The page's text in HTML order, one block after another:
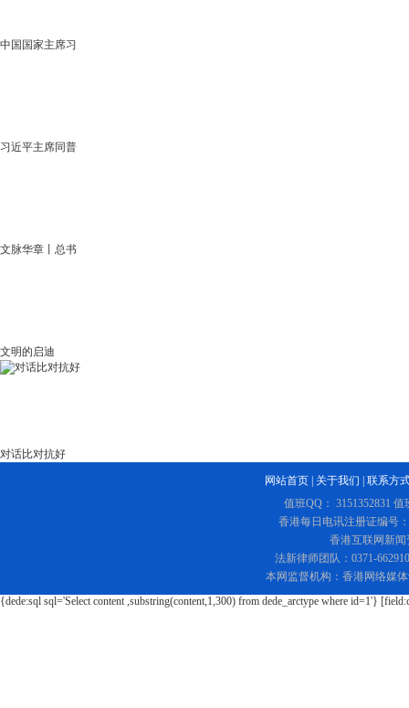
中国国家主席习
习近平主席同普
文脉华章丨总书
文明的启迪
对话比对抗好
网站首页 关于我们
联系方
值班QQ： 3151352831
香港每日电讯注册证编号
香港互联网新闻
法新律师团队：0371-
本网监督机构：香港网络媒
{dede:sql sql='Select content ,substring(content,1,300) from dede_arctype where id=1'}